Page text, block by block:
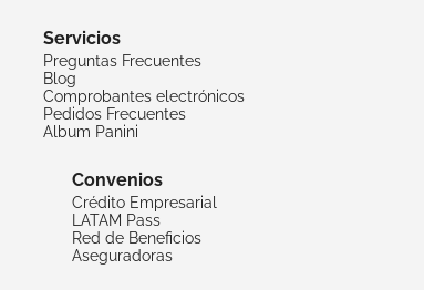
Servicios
Preguntas Frecuentes
Blog
Comprobantes electrónicos
Pedidos Frecuentes
Album Panini
Convenios
Crédito Empresarial
LATAM Pass
Red de Beneficios
Aseguradoras